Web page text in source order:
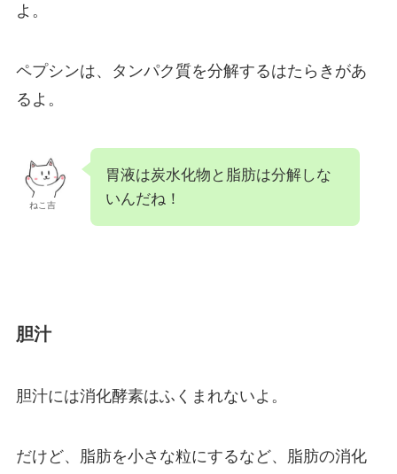
よ。
ペプシンは、タンパク質を分解するはたらきがあ
るよ。
ねこ吉
胃液は炭水化物と脂肪は分解しな
いんだね！
胆汁
胆汁には消化酵素はふくまれないよ。
だけど、脂肪を小さな粒にするなど、脂肪の消化